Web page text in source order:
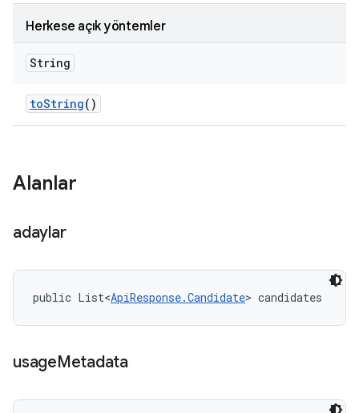
Herkese açık yöntemler
String
toString()
Alanlar
adaylar
public List<ApiResponse.Candidate> candidates
usageMetadata